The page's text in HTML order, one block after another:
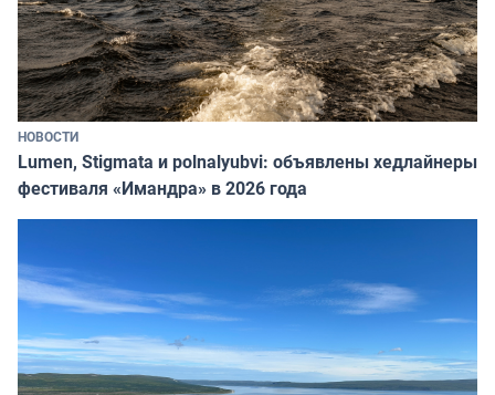
НОВОСТИ
Lumen, Stigmata и polnalyubvi: объявлены хедлайнеры
фестиваля «Имандра» в 2026 года